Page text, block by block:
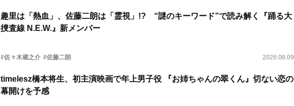
趣里は「熱血」、佐藤二朗は「霊視」!? “謎のキーワード”で読み解く『踊る大
捜査線 N.E.W.』新メンバー
#佐々木蔵之介 #佐藤二朗 2026.08.09
timelesz橋本将生、初主演映画で年上男子役 『お姉ちゃんの翠くん』切ない恋の
幕開けを予感